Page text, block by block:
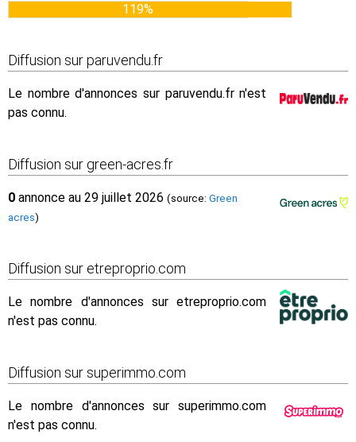
119%
Diffusion sur paruvendu.fr
Le nombre d'annonces sur paruvendu.fr n'est
pas connu.
Diffusion sur green-acres.fr
0 annonce au 29 juillet 2026 (source: Green
acres)
Diffusion sur etreproprio.com
Le nombre d'annonces sur etreproprio.com
n'est pas connu.
Diffusion sur superimmo.com
Le nombre d'annonces sur superimmo.com
n'est pas connu.